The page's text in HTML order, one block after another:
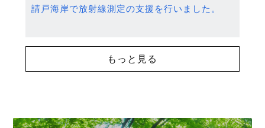
請戸海岸で放射線測定の支援を行いました。
もっと見る